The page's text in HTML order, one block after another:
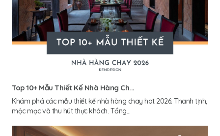
Top 10+ Mẫu Thiết Kế Nhà Hàng Ch...
Khám phá các mẫu thiết kế nhà hàng chay hot 2026: Thanh tịnh,
mộc mạc và thu hút thực khách. Tổng...